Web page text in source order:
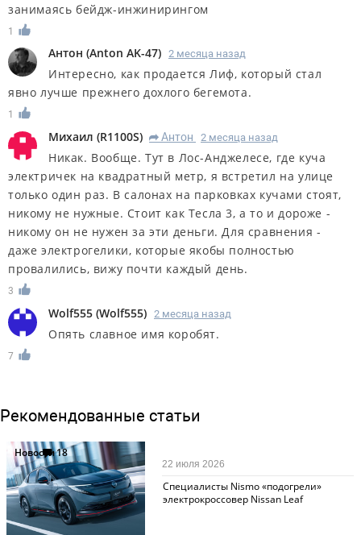
занимаясь бейдж-инжинирингом
1
Антон (Anton AK-47) 2 месяца назад
Интересно, как продается Лиф, который стал
явно лучше прежнего дохлого бегемота.
1
Михаил (R1100S) R Антон 2 месяца назад
Никак. Вообще. Тут в Лос-Анджелесе, где куча
электричек на квадратный метр, я встретил на улице
только один раз. В салонах на парковках кучами стоят,
никому не нужные. Стоит как Тесла 3, а то и дороже -
никому он не нужен за эти деньги. Для сравнения -
даже электрогелики, которые якобы полностью
провалились, вижу почти каждый день.
3
Wolf555 (Wolf555) 2 месяца назад
Опять славное имя коробят.
7
Рекомендованные статьи
Новости18
Специалисты Nismo «подогрели»
электрокроссовер Nissan Leaf
22 июля 2026